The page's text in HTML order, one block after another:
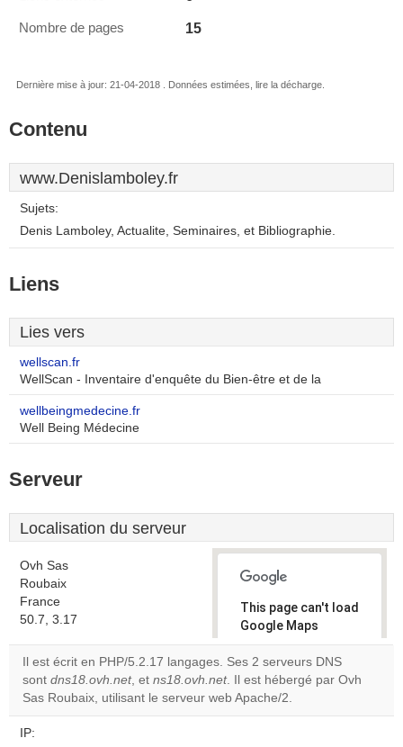
Nombre de pages 15
Dernière mise à jour: 21-04-2018 . Données estimées, lire la décharge.
Contenu
www.Denislamboley.fr
Sujets:
Denis Lamboley, Actualite, Seminaires, et Bibliographie.
Liens
Lies vers
wellscan.fr
WellScan - Inventaire d'enquête du Bien-être et de la
wellbeingmedecine.fr
Well Being Médecine
Serveur
Localisation du serveur
Ovh Sas
Roubaix
France
50.7, 3.17
This page can't load
Google Maps
correctly.
Do you
own this
Il est écrit en PHP/5.2.17 langages. Ses 2 serveurs DNS
sont dns18.ovh.net, et ns18.ovh.net. Il est hébergé par Ovh
Sas Roubaix, utilisant le serveur web Apache/2.
IP: